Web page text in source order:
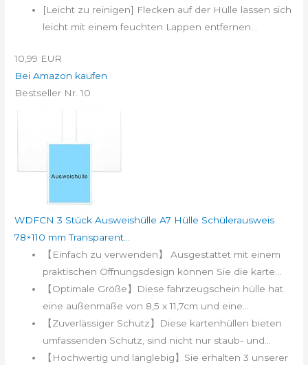
[Leicht zu reinigen] Flecken auf der Hülle lassen sich
leicht mit einem feuchten Lappen entfernen...
10,99 EUR
Bei Amazon kaufen
Bestseller Nr. 10
WDFCN 3 Stück Ausweishülle A7 Hülle Schülerausweis
78×110 mm Transparent...
【Einfach zu verwenden】 Ausgestattet mit einem
praktischen Öffnungsdesign können Sie die karte...
【Optimale Größe】Diese fahrzeugschein hülle hat
eine außenmaße von 8,5 x 11,7cm und eine...
【Zuverlässiger Schutz】Diese kartenhüllen bieten
umfassenden Schutz, sind nicht nur staub- und...
【Hochwertig und langlebig】Sie erhalten 3 unserer